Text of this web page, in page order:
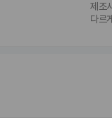
제조
다르